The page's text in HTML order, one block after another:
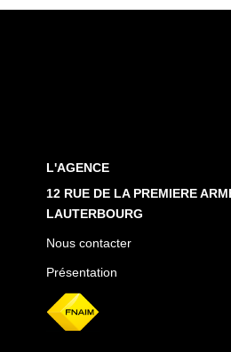
L'AGENCE
12 RUE DE LA PREMIERE
LAUTERBOURG
Nous contacter
Présentation